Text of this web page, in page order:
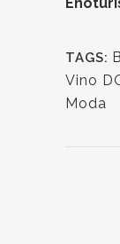
TAGS:
Vino
Moda